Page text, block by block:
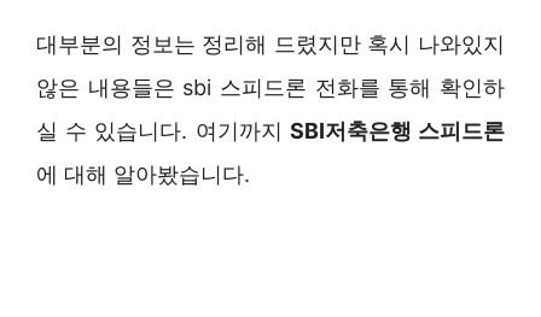
대부분의 정보는 정리해 드렸지만 혹시 나와있지
않은 내용들은 sbi 스피드론 전화를 통해 확인하
실 수 있습니다. 여기까지 SBI저축은행 스피드론
에 대해 알아봤습니다.